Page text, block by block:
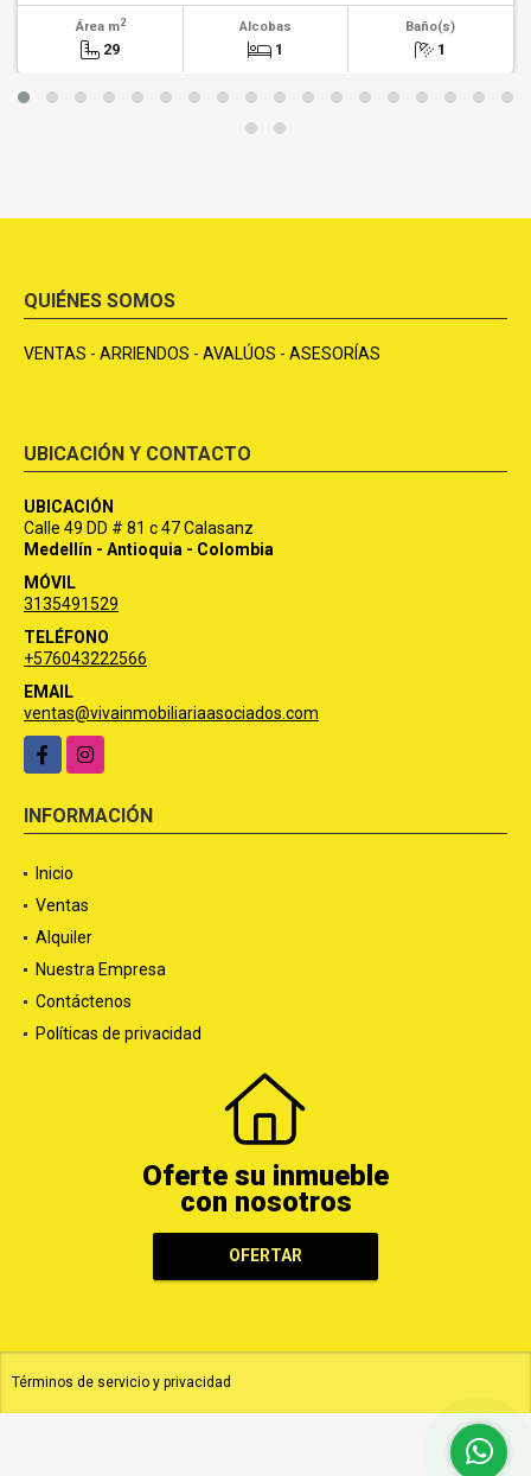
Área m2
29
Alcobas
1
Baño(s)
1
QUIÉNES SOMOS
VENTAS - ARRIENDOS - AVALÚOS - ASESORÍAS
UBICACIÓN Y CONTACTO
UBICACIÓN
Calle 49 DD # 81 c 47 Calasanz
Medellín - Antioquia - Colombia
MÓVIL
3135491529
TELÉFONO
+576043222566
EMAIL
ventas@vivainmobiliariaasociados.com
FacebookInstagram
INFORMACIÓN
Inicio
Ventas
Alquiler
Nuestra Empresa
Contáctenos
Políticas de privacidad
Oferte su inmueble
con nosotros
OFERTAR
Términos de servicio y privacidad